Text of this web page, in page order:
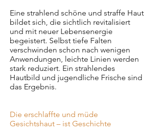
Eine strahlend schöne und straffe Haut
bildet sich, die sichtlich revitalisiert
und mit neuer Lebensenergie
begeistert. Selbst tiefe Falten
verschwinden schon nach wenigen
Anwendungen, leichte Linien werden
stark reduziert. Ein strahlendes
Hautbild und jugendliche Frische sind
das Ergebnis.
Die erschlaffte und müde
Gesichtshaut – ist Geschichte